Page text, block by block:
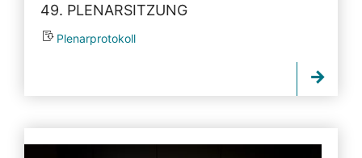
49. PLENARSITZUNG
Plenarprotokoll